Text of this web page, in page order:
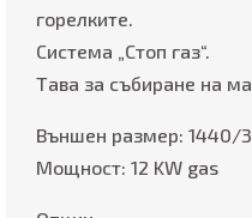
горелките.
Система „Стоп газ“.
Тава за събиране на
Външен размер: 1440/
Мощност: 12 KW gas